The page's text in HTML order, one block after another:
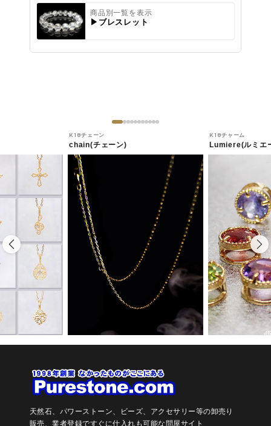
商品別一覧を表示
▶ブレスレット
K18チェーン
chain(チェーン)
K18チャーム
Lumiere(ルミエ
天然石、パワーストーン、ビーズ、アクセサリー等の卸売り
販売、業者登録ですぐに仕入れも可能な問屋サイト